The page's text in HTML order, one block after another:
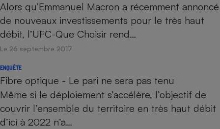
Alors qu’Emmanuel Macron a récemment annoncé
de nouveaux investissements pour le très haut
débit, l’UFC-Que Choisir rend…
Le 26 septembre 2017
ENQUÊTE
Fibre optique - Le pari ne sera pas tenu
Même si le déploiement s’accélère, l’objectif de
couvrir l’ensemble du territoire en très haut débit
d’ici à 2022 n’a…